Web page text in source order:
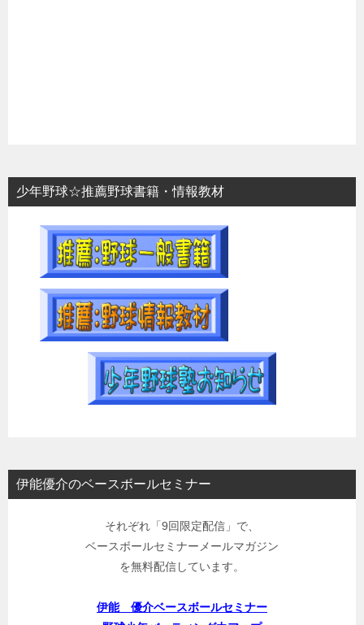
少年野球☆推薦野球書籍・情報教材
伊能優介のベースボールセミナー
それぞれ「9回限定配信」で、
ベースボールセミナーメールマガジン
を無料配信しています。
伊能 優介ベースボールセミナー